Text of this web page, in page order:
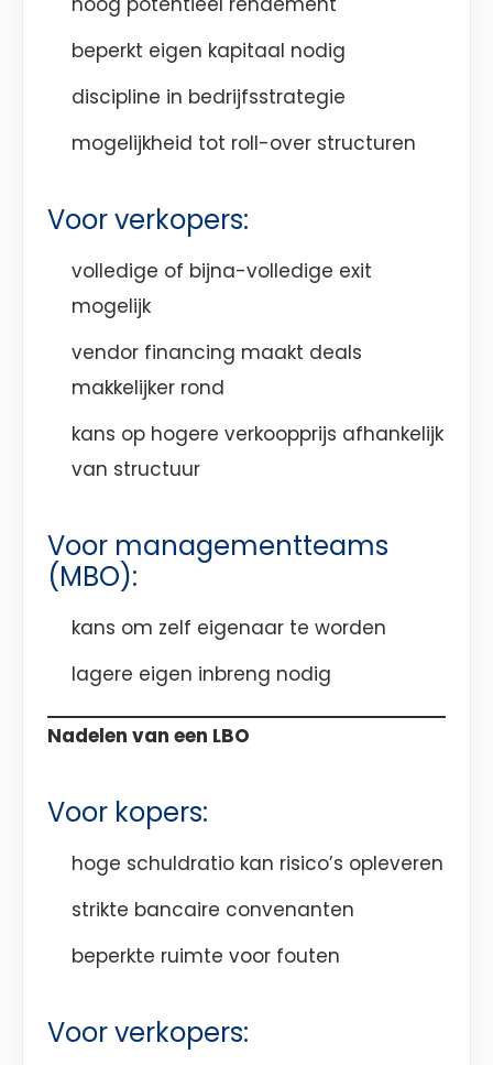
beperkt eigen kapitaal nodig
discipline in bedrijfsstrategie
mogelijkheid tot roll-over structuren
Voor verkopers:
volledige of bijna-volledige exit
mogelijk
vendor financing maakt deals
makkelijker rond
kans op hogere verkoopprijs afhankelijk
van structuur
Voor managementteams
(MBO):
kans om zelf eigenaar te worden
lagere eigen inbreng nodig
Nadelen van een LBO
Voor kopers:
hoge schuldratio kan risico’s opleveren
strikte bancaire convenanten
beperkte ruimte voor fouten
Voor verkopers: